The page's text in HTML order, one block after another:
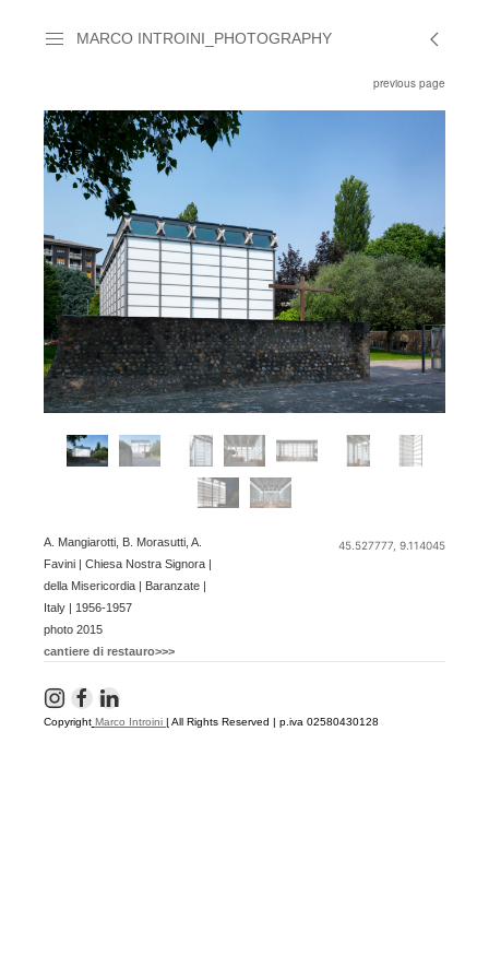
MARCO INTROINI_PHOTOGRAPHY
previous page
A. Mangiarotti, B. Morasutti, A.
Favini | Chiesa Nostra Signora |
della Misericordia | Baranzate |
Italy | 1956-1957
photo 2015
45.527777, 9.114045
cantiere di restauro>>>
Copyright Marco Introini | All Rights Reserved | p.iva 02580430128